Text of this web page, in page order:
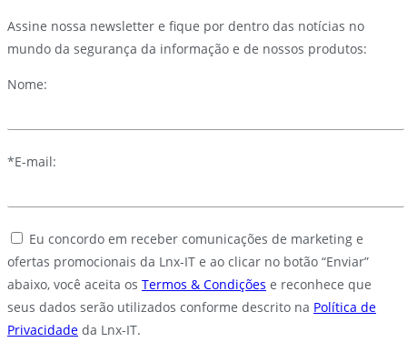
Assine nossa newsletter e fique por dentro das notícias no
mundo da segurança da informação e de nossos produtos:
Nome:
*E-mail:
Eu concordo em receber comunicações de marketing e
ofertas promocionais da Lnx-IT e ao clicar no botão “Enviar”
abaixo, você aceita os Termos & Condições e reconhece que
seus dados serão utilizados conforme descrito na Política de
Privacidade da Lnx-IT.